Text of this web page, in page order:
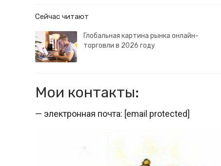
Сейчас читают
Глобальная картина рынка онлайн-
торговли в 2026 году
Мои контакты:
— электронная почта: [email protected]